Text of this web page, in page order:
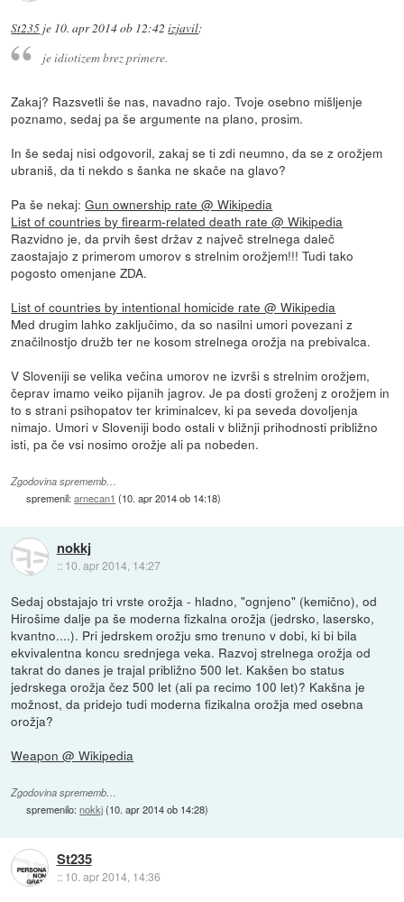
St235 je 10. apr 2014 ob 12:42 izjavil:
je idiotizem brez primere.
Zakaj? Razsvetli še nas, navadno rajo. Tvoje osebno mišljenje
poznamo, sedaj pa še argumente na plano, prosim.
In še sedaj nisi odgovoril, zakaj se ti zdi neumno, da se z orožjem
ubraniš, da ti nekdo s šanka ne skače na glavo?
Pa še nekaj:Gun ownership rate @ Wikipedia
List of countries by firearm-related death rate @ Wikipedia
Razvidno je, da prvih šest držav z največ strelnega daleč
zaostajajo z primerom umorov s strelnim orožjem!!! Tudi tako
pogosto omenjane ZDA.
List of countries by intentional homicide rate @ Wikipedia
Med drugim lahko zaključimo, da so nasilni umori povezani z
značilnostjo družb ter ne kosom strelnega orožja na prebivalca.
V Sloveniji se velika večina umorov ne izvrši s strelnim orožjem,
čeprav imamo veiko pijanih jagrov. Je pa dosti groženj z orožjem in
to s strani psihopatov ter kriminalcev, ki pa seveda dovoljenja
nimajo. Umori v Sloveniji bodo ostali v bližnji prihodnosti približno
isti, pa če vsi nosimo orožje ali pa nobeden.
Zgodovina sprememb…
spremenil:arnecan1 (10. apr 2014 ob 14:18)
nokkj
:: 10. apr 2014, 14:27
Sedaj obstajajo tri vrste orožja - hladno, "ognjeno" (kemično), od
Hirošime dalje pa še moderna fizkalna orožja (jedrsko, lasersko,
kvantno....). Pri jedrskem orožju smo trenuno v dobi, ki bi bila
ekvivalentna koncu srednjega veka. Razvoj strelnega orožja od
takrat do danes je trajal približno 500 let. Kakšen bo status
jedrskega orožja čez 500 let (ali pa recimo 100 let)? Kakšna je
možnost, da pridejo tudi moderna fizikalna orožja med osebna
orožja?
Weapon @ Wikipedia
Zgodovina sprememb…
spremenilo:nokkj(10. apr 2014 ob 14:28)
St235
:: 10. apr 2014, 14:36